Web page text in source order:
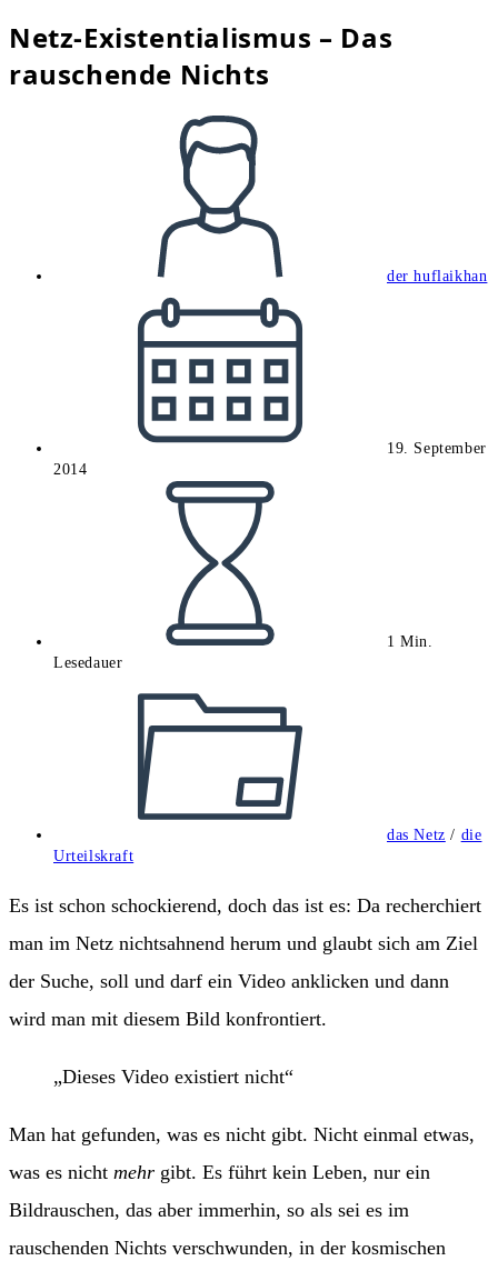
Netz-Existentialismus – Das
rauschende Nichts
der huflaikhan
veröffentlicht:
19. September
2014
1 Min.
Lesedauer
das Netz / die
Urteilskraft
Es ist schon schockierend, doch das ist es: Da recherchiert
man im Netz nichtsahnend herum und glaubt sich am Ziel
der Suche, soll und darf ein Video anklicken und dann
wird man mit diesem Bild konfrontiert.
„Dieses Video existiert nicht“
Man hat gefunden, was es nicht gibt. Nicht einmal etwas,
was es nicht mehr gibt. Es führt kein Leben, nur ein
Bildrauschen, das aber immerhin, so als sei es im
rauschenden Nichts verschwunden, in der kosmischen